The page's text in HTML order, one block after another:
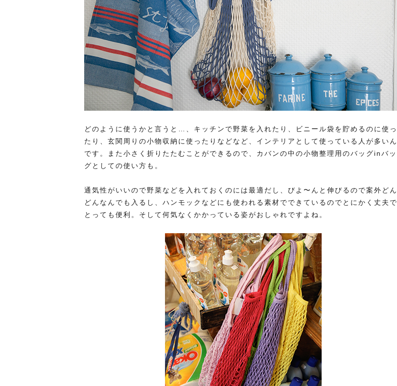
どのように使うかと言うと…、キッチンで野菜を入れたり、ビニール袋を貯めるのに使っ
たり、玄関周りの小物収納に使ったりなどなど、インテリアとして使っている人が多いん
です。また小さく折りたたむことができるので、カバンの中の小物整理用のバッグinバッ
グとしての使い方も。
通気性がいいので野菜などを入れておくのには最適だし、びよ〜んと伸びるので案外どん
どんなんでも入るし、ハンモックなどにも使われる素材でできているのでとにかく丈夫で
とっても便利。そして何気なくかかっている姿がおしゃれですよね。